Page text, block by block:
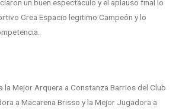
un buen espectáculo y el aplauso final lo
Crea Espacio legitimo Campeón y lo
la Mejor Arquera a Constanza Barrios del Club
a Macarena Brisso y la Mejor Jugadora a